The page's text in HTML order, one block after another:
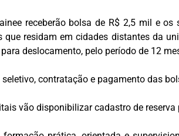
receberão bolsa de R$ 2,5 mil e
que residam em cidades distantes da
deslocamento, pelo período de 12
contratação e pagamento das
vão disponibilizar cadastro de